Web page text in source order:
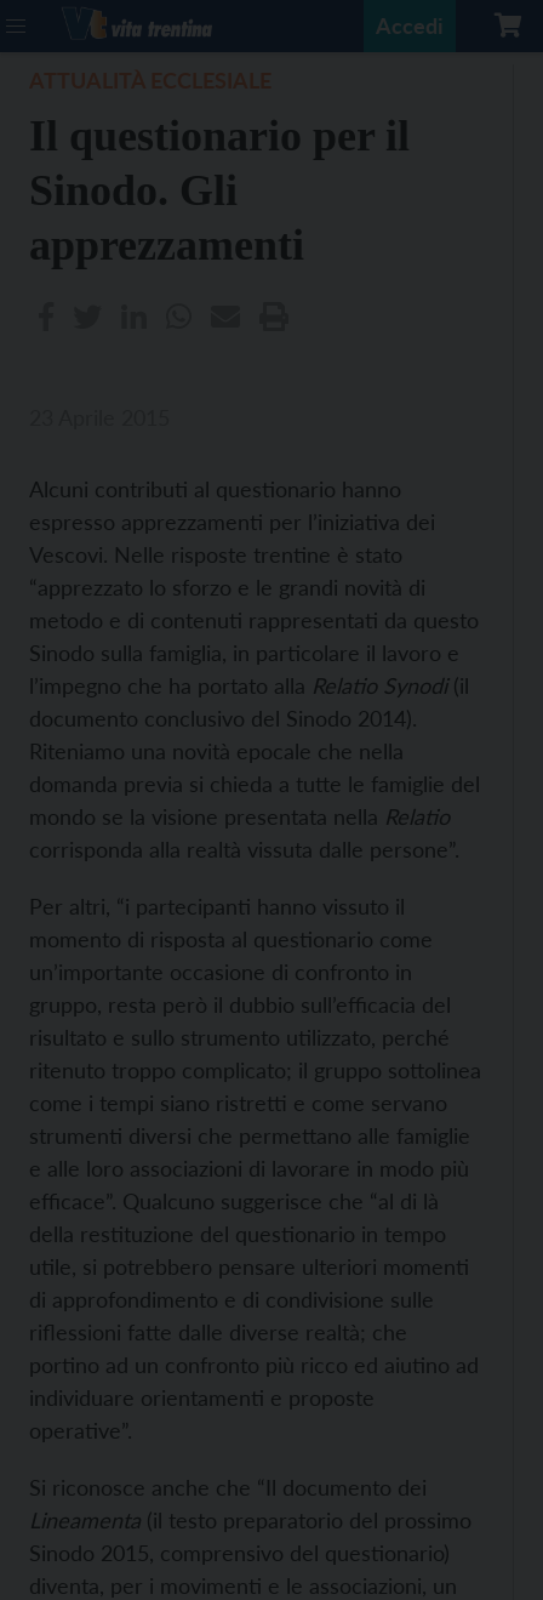
Accedi
Il questionario per il
Sinodo. Gli
apprezzamenti
Alcuni contributi al questionario hanno
espresso apprezzamenti per l’iniziativa dei
Vescovi. Nelle risposte trentine è stato
“apprezzato lo sforzo e le grandi novità di
metodo e di contenuti rappresentati da questo
Sinodo sulla famiglia, in particolare il lavoro e
l’impegno che ha portato alla Relatio Synodi(il
documento conclusivo del Sinodo 2014).
Riteniamo una novità epocale che nella
domanda previa si chieda a tutte le famiglie del
mondo se la visione presentata nella Relatio
corrisponda alla realtà vissuta dalle persone”.
Per altri, “i partecipanti hanno vissuto il
momento di risposta al questionario come
un’importante occasione di confronto in
gruppo, resta però il dubbio sull’efficacia del
risultato e sullo strumento utilizzato, perché
ritenuto troppo complicato; il gruppo sottolinea
come i tempi siano ristretti e come servano
strumenti diversi che permettano alle famiglie
e alle loro associazioni di lavorare in modo più
efficace”. Qualcuno suggerisce che “al di là
della restituzione del questionario in tempo
utile, si potrebbero pensare ulteriori momenti
di approfondimento e di condivisione sulle
riflessioni fatte dalle diverse realtà; che
portino ad un confronto più ricco ed aiutino ad
individuare orientamenti e proposte
operative”.
Si riconosce anche che “Il documento dei
Lineamenta (il testo preparatorio del prossimo
Sinodo 2015, comprensivo del questionario)
diventa, per i movimenti e le associazioni, un